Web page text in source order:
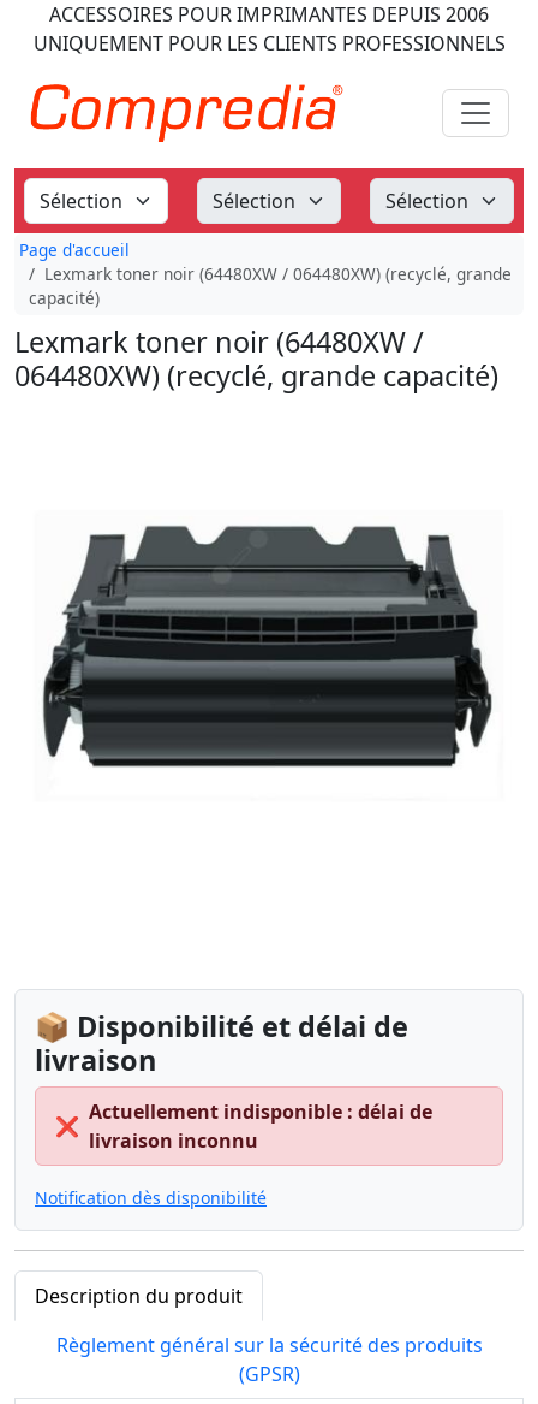
ACCESSOIRES POUR IMPRIMANTES DEPUIS 2006
UNIQUEMENT POUR LES CLIENTS PROFESSIONNELS
Page d'accueil
Lexmark toner noir (64480XW / 064480XW) (recyclé, grande
capacité)
Lexmark toner noir (64480XW /
064480XW) (recyclé, grande capacité)
📦 Disponibilité et délai de
livraison
❌
Actuellement indisponible : délai de
livraison inconnu
Notification dès disponibilité
Description du produit
Règlement général sur la sécurité des produits
(GPSR)